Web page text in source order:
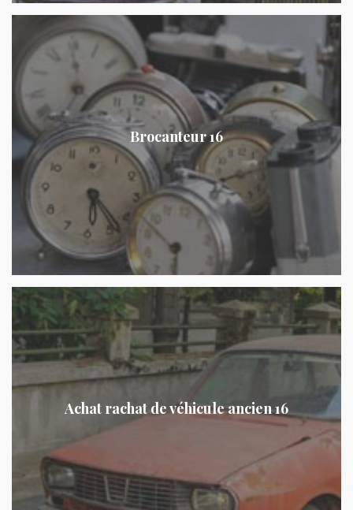
Brocanteur 16
Achat rachat de véhicule ancien 16